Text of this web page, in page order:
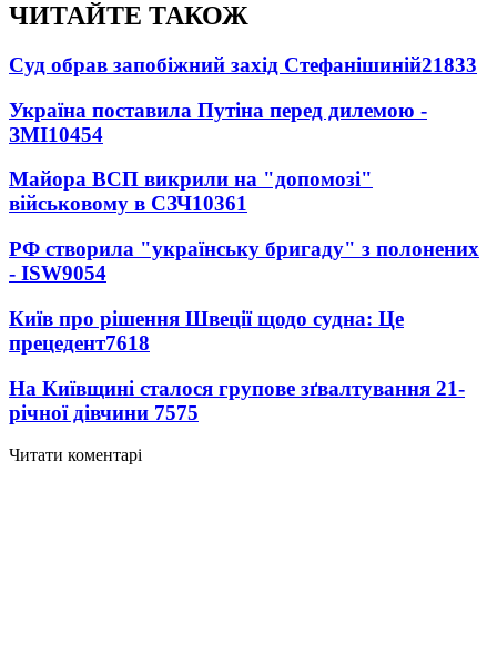
ЧИТАЙТЕ ТАКОЖ
Суд обрав запобіжний захід Стефанішиній21833
Україна поставила Путіна перед дилемою -
ЗМІ10454
Майора ВСП викрили на "допомозі"
військовому в СЗЧ10361
РФ створила "українську бригаду" з полонених
- ISW9054
Київ про рішення Швеції щодо судна: Це
прецедент7618
На Київщині сталося групове зґвалтування 21-
річної дівчини 7575
Читати коментарі